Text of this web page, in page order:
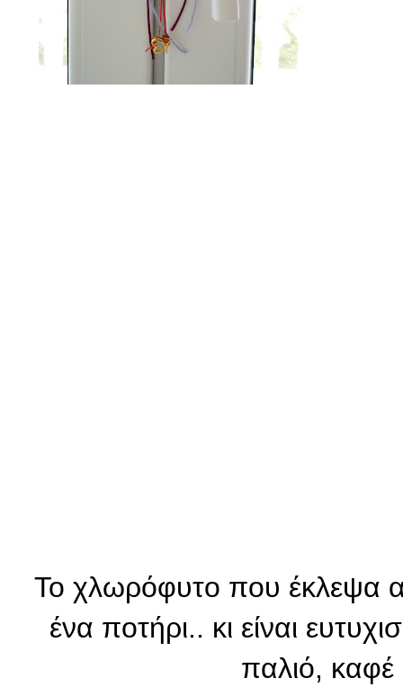
Το χλωρόφυτο που έκλεψα
ένα ποτήρι.. κι είναι
παλιό, καφέ